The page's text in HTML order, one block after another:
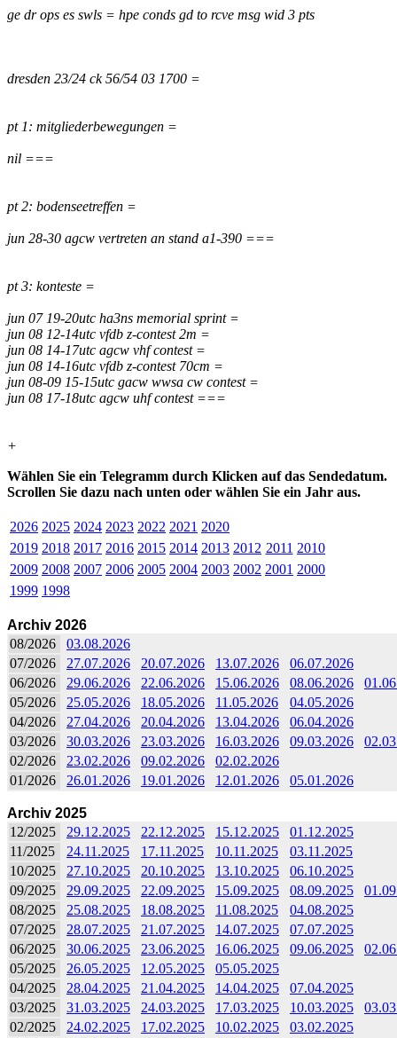
ge dr ops es swls = hpe conds gd to rcve msg wid 3 pts
dresden 23/24 ck 56/54 03 1700 =
pt 1: mitgliederbewegungen =
nil ===
pt 2: bodenseetreffen =
jun 28-30 agcw vertreten an stand a1-390 ===
pt 3: konteste =
jun 07 19-20utc ha3ns memorial sprint =
jun 08 12-14utc vfdb z-contest 2m =
jun 08 14-17utc agcw vhf contest =
jun 08 14-16utc vfdb z-contest 70cm =
jun 08-09 15-15utc gacw wwsa cw contest =
jun 08 17-18utc agcw uhf contest ===
+
Wählen Sie ein Telegramm durch Klicken auf das Sendedatum.
Scrollen Sie dazu nach unten oder wählen Sie ein Jahr aus.
2026 2025 2024 2023 2022 2021 2020
2019 2018 2017 2016 2015 2014 2013 2012 2011 2010
2009 2008 2007 2006 2005 2004 2003 2002 2001 2000
1999 1998
Archiv 2026
08/2026
03.08.2026
07/2026
27.07.2026 20.07.2026 13.07.2026
06.07.2026
06/2026
29.06.2026 22.06.2026 15.06.2026 08.06.2026
05/2026
25.05.2026 18.05.2026 11.05.2026
04.05.2026
04/2026
27.04.2026 20.04.2026 13.04.2026
06.04.2026
03/2026
30.03.2026 23.03.2026 16.03.2026 09.03.2026
02/2026
23.02.2026 09.02.2026
02.02.2026
01/2026
26.01.2026 19.01.2026 12.01.2026 05.01.2026
Archiv 2025
12/2025
29.12.2025 22.12.2025 15.12.2025
01.12.2025
11/2025
24.11.2025 17.11.2025 10.11.2025
03.11.2025
10/2025
27.10.2025 20.10.2025 13.10.2025
06.10.2025
09/2025
29.09.2025 22.09.2025 15.09.2025 08.09.2025
08/2025
25.08.2025 18.08.2025 11.08.2025
04.08.2025
07/2025
28.07.2025 21.07.2025 14.07.2025
07.07.2025
06/2025
30.06.2025 23.06.2025 16.06.2025 09.06.2025
05/2025
26.05.2025 12.05.2025
05.05.2025
04/2025
28.04.2025 21.04.2025 14.04.2025
07.04.2025
03/2025
31.03.2025 24.03.2025 17.03.2025 10.03.2025
02/2025
24.02.2025 17.02.2025 10.02.2025
03.02.2025